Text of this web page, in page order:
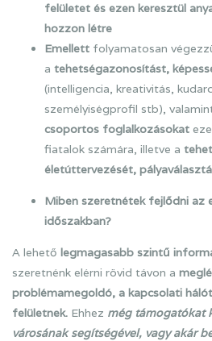
felületet és ezen keresztül
hozzon létre
Emellett folyamatosan
a tehetségazonosítást,
(intelligencia, kreativitás,
személyiségprofil stb),
csoportos foglalkozásokat
fiatalok számára, illetve a
életúttervezését,
Miben szeretnétek fejlődni az
időszakban?
A lehető legmagasabb szintű
szeretnénk elérni rövid távon a
problémamegoldó, a kapcsolati
felületnek. Ehhez még támogatókat
városának segítségével, vagy akár